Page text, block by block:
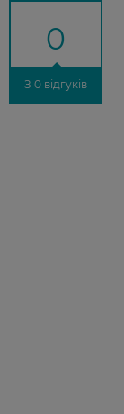
0
З 0 відгуків